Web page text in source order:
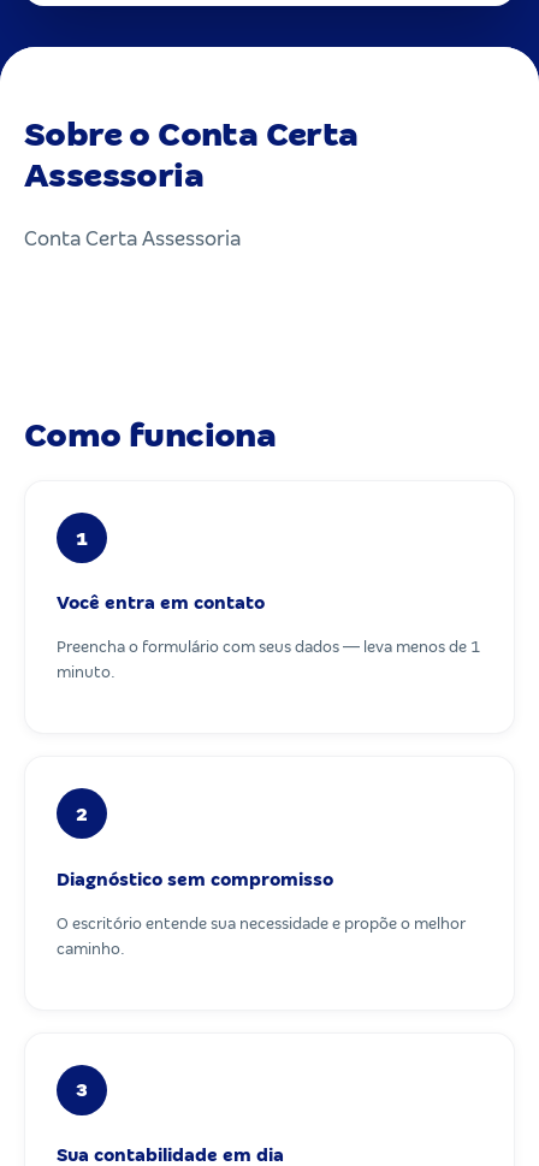
Sobre o Conta Certa
Assessoria
Conta Certa Assessoria
Como funciona
1
Você entra em contato
Preencha o formulário com seus dados — leva menos de 1
minuto.
2
Diagnóstico sem compromisso
O escritório entende sua necessidade e propõe o melhor
caminho.
3
Sua contabilidade em dia